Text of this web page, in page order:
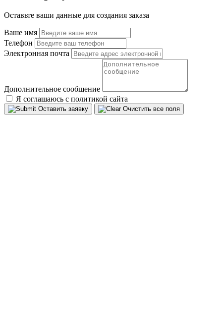
Оставьте ваши данные для создания заказа
Ваше имя
Телефон
Электронная почта
Дополнительное сообщение
Я соглашаюсь с политикой сайта
Оставить заявку Очистить все поля